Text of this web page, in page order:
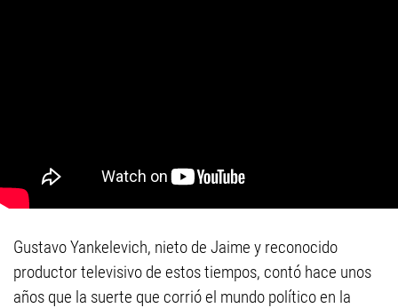
Gustavo Yankelevich, nieto de Jaime y reconocido
productor televisivo de estos tiempos, contó hace unos
años que la suerte que corrió el mundo político en la